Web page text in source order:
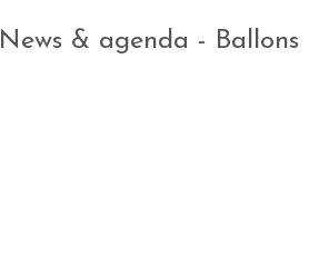
News & agenda - Ballons